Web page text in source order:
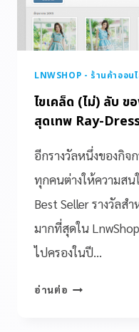
LNWSHOP - ร้านค้าออน
ไขเคล็ด (ไม่) ลับ
สุดเทพ Ray-
อีกรางวัลหนึ่งของกิจ
ทุกคนต่างให้ความส
Best Seller รางวัลส
มากที่สุดใน
ไปครองในปี…
อ่านต่อ